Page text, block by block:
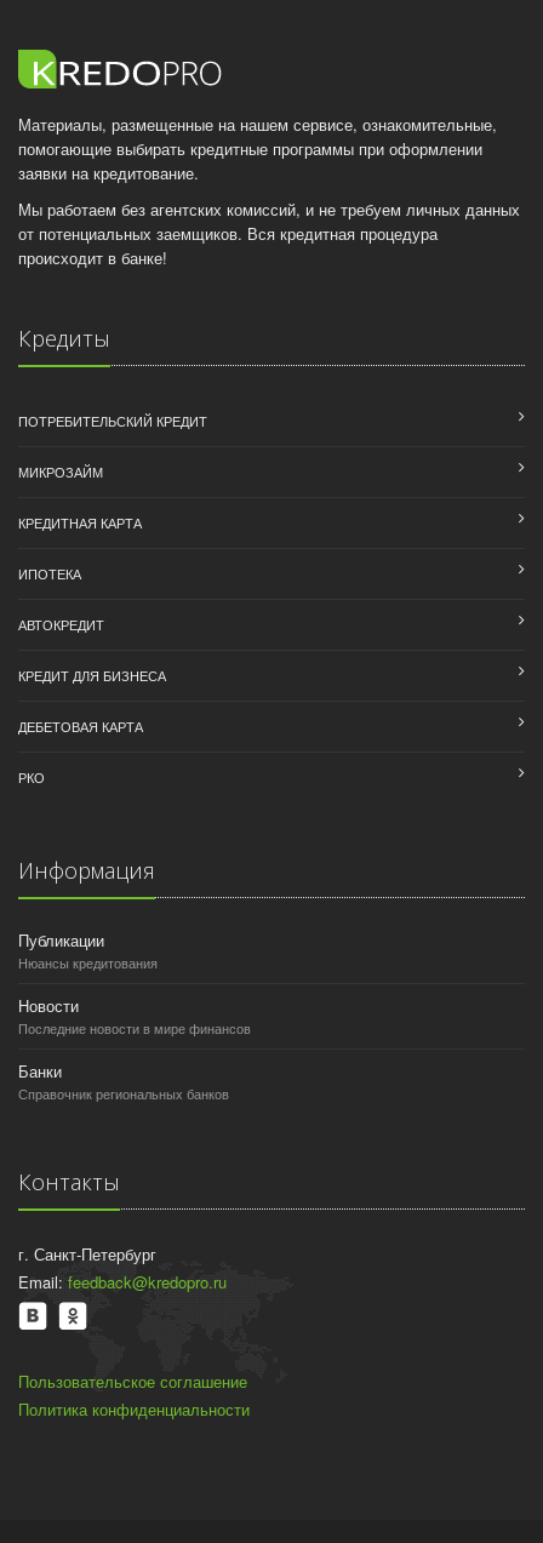
Материалы, размещенные на нашем сервисе, ознакомительные,
помогающие выбирать кредитные программы при оформлении
заявки на кредитование.
Мы работаем без агентских комиссий, и не требуем личных данных
от потенциальных заемщиков. Вся кредитная процедура
происходит в банке!
Кредиты
ПОТРЕБИТЕЛЬСКИЙ КРЕДИТ
МИКРОЗАЙМ
КРЕДИТНАЯ КАРТА
ИПОТЕКА
АВТОКРЕДИТ
КРЕДИТ ДЛЯ БИЗНЕСА
ДЕБЕТОВАЯ КАРТА
РКО
Информация
Публикации
Нюансы кредитования
Новости
Последние новости в мире финансов
Банки
Справочник региональных банков
Контакты
г. Санкт-Петербург
Email: feedback@kredopro.ru
Пользовательское соглашение
Политика конфиденциальности